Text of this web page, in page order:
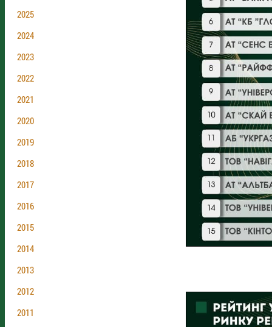
2025
2024
2023
2022
2021
2020
2019
2018
2017
2016
2015
2014
2013
2012
2011